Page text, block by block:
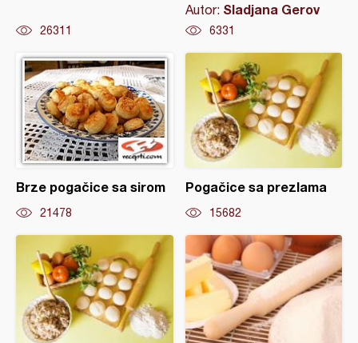
26311
Autor: Sladjana Gerov
6331
Brze pogačice sa sirom
21478
Pogačice sa prezlama
15682